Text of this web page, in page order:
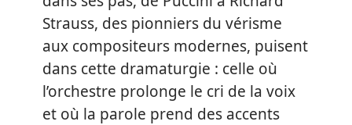
Strauss, des pionniers du vérisme
aux compositeurs modernes, puisent
dans cette dramaturgie : celle où
l’orchestre prolonge le cri de la voix
et où la parole prend des accents